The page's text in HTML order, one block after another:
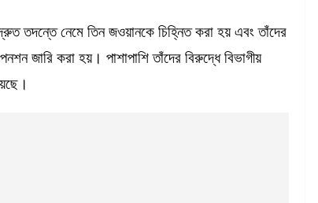
তদন্তে নেমে তিন জওয়ানকে চিহ্নিত করা হয় এবং তাঁদের
জারি করা হয়। পাশাপাশি তাঁদের বিরুদ্ধে বিভাগীয়